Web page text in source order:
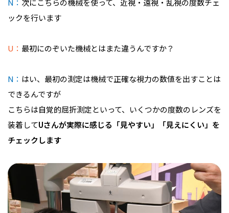
N： 次にこちらの機械を使って、近視・遠視・乱視の度数チェ
ックを行います
U： 最初にのぞいた機械とはまた違うんですか？
N： はい、最初の測定は機械で正確な視力の数値を出すことは
できるんですが
こちらは自覚的屈折測定といって、いくつかの度数のレンズを
装着してUさんが実際に感じる「見やすい」「見えにくい」を
チェックします